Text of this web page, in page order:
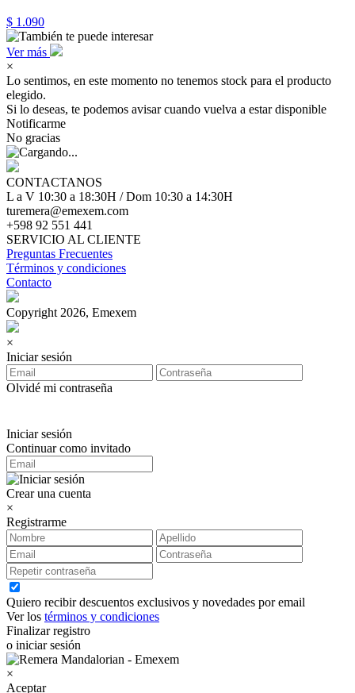
$ 1.090
Ver más
×
Lo sentimos, en este momento no tenemos stock para el producto
elegido.
Si lo deseas, te podemos avisar cuando vuelva a estar disponible
Notificarme
No gracias
CONTACTANOS
L a V 10:30 a 18:30H / Dom 10:30 a 14:30H
turemera@emexem.com
+598 92 551 441
SERVICIO AL CLIENTE
Preguntas Frecuentes
Términos y condiciones
Contacto
Copyright 2026, Emexem
×
Iniciar sesión
Olvidé mi contraseña
Iniciar sesión
Continuar como invitado
Crear una cuenta
×
Registrarme
Quiero recibir descuentos exclusivos y novedades por email
Ver los términos y condiciones
Finalizar registro
o iniciar sesión
×
Aceptar